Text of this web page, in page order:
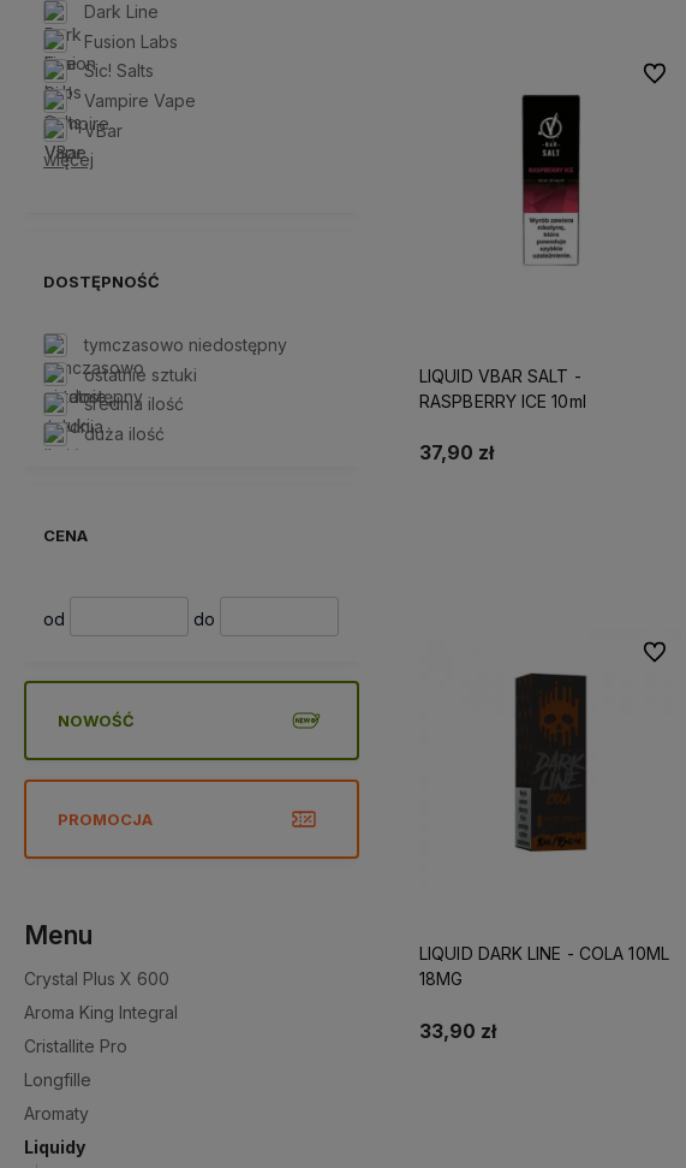
Dark Line
Fusion Labs
Sic! Salts
Vampire Vape
VBar
więcej
DOSTĘPNOŚĆ
tymczasowo niedostępny
ostatnie sztuki
średnia ilość
duża ilość
CENA
od do
NOWOŚĆ
PROMOCJA
Menu
Crystal Plus X 600
Aroma King Integral
Cristallite Pro
Longfille
Aromaty
Liquidy
LIQUID VBAR SALT -
RASPBERRY ICE 10ml
37,90 zł
Do
LIQUID DARK LINE - COLA 10ML
18MG
33,90 zł
Do